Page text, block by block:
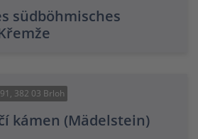
südböhmisches
382 03 Brloh
kámen (Mädelstein)